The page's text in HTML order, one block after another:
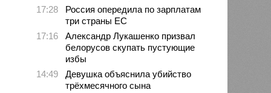
17:28
Россия опередила по зарплатам
три страны ЕС
17:16
Александр Лукашенко призвал
белорусов скупать пустующие
избы
14:49
Девушка объяснила убийство
трёхмесячного сына